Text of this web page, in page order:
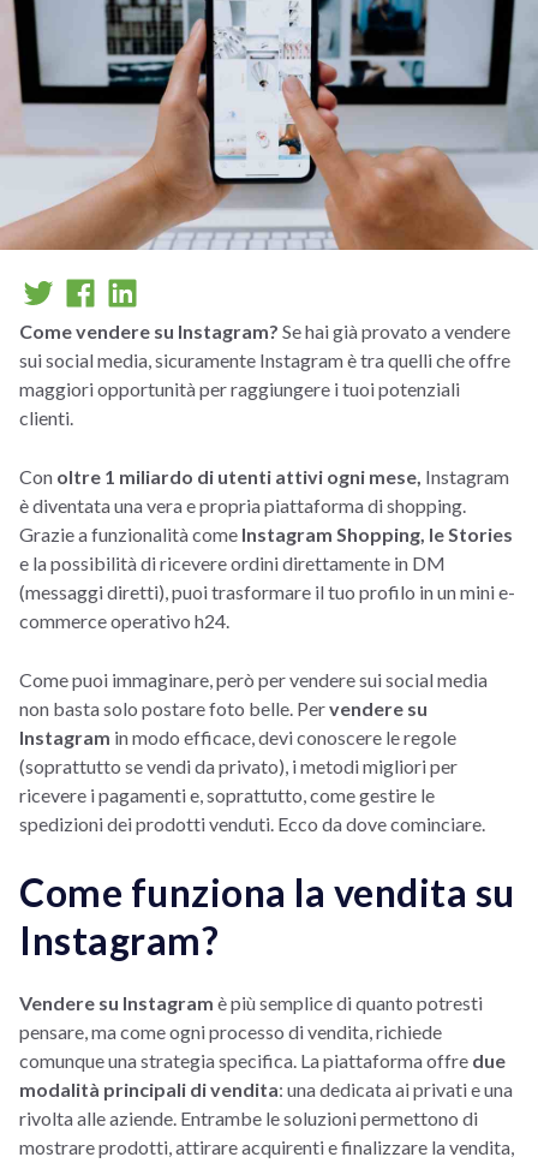
Come vendere su Instagram? Se hai già provato a vendere
sui social media, sicuramente Instagram è tra quelli che offre
maggiori opportunità per raggiungere i tuoi potenziali
clienti.
Con oltre 1 miliardo di utenti attivi ogni mese, Instagram
è diventata una vera e propria piattaforma di shopping.
Grazie a funzionalità come Instagram Shopping, le Stories
e la possibilità di ricevere ordini direttamente in DM
(messaggi diretti), puoi trasformare il tuo profilo in un mini e-
commerce operativo h24.
Come puoi immaginare, però per vendere sui social media
non basta solo postare foto belle. Pervendere su
Instagram in modo efficace, devi conoscere le regole
(soprattutto se vendi da privato), i metodi migliori per
ricevere i pagamenti e, soprattutto, come gestire le
spedizioni dei prodotti venduti. Ecco da dove cominciare.
Come funziona la vendita su
Instagram?
Vendere su Instagram è più semplice di quanto potresti
pensare, ma come ogni processo di vendita, richiede
comunque una strategia specifica. La piattaforma offre due
modalità principali di vendita: una dedicata ai privati e una
rivolta alle aziende. Entrambe le soluzioni permettono di
mostrare prodotti, attirare acquirenti e finalizzare la vendita,